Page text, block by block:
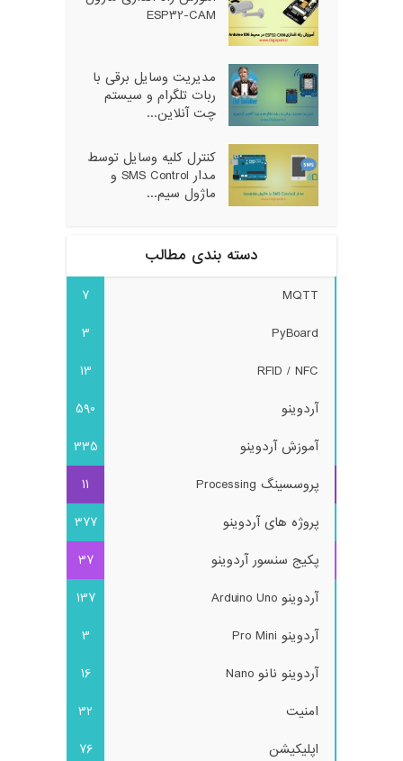
ESP32-CAM
مدیریت وسایل برقی با
ربات تلگرام و سیستم
چت آنلاین...
کنترل کلیه وسایل توسط
مدار SMS Control و
ماژول سیم...
دسته بندی مطالب
MQTT
7
PyBoard
3
RFID / NFC
13
آردوینو
590
آموزش آردوینو
335
پروسسینگ Processing
11
پروژه های آردوینو
377
پکیج سنسور آردوینو
37
آردوینو Arduino Uno
137
آردوینو Pro Mini
3
آردوینو نانو Nano
16
امنیت
32
اپلیکیشن
76